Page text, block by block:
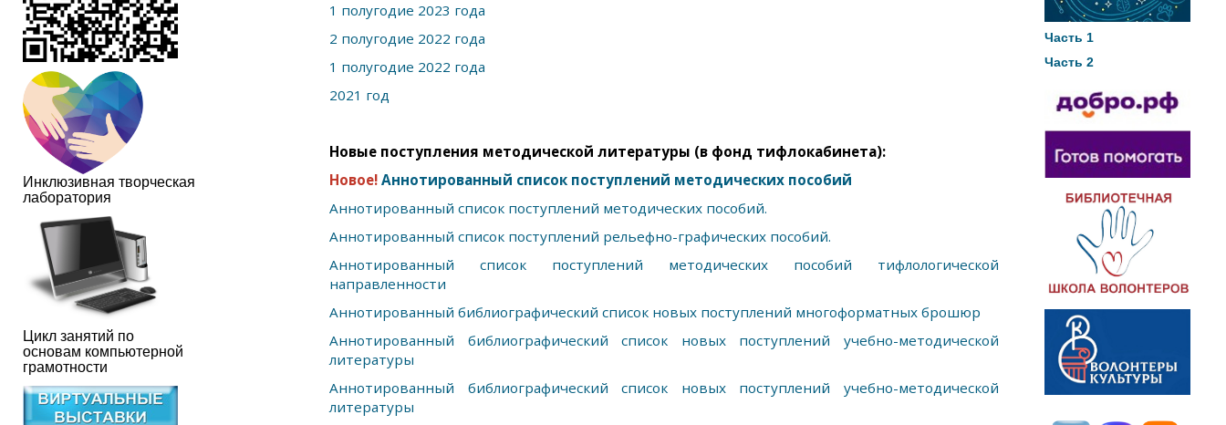
Инклюзивная творческая
лаборатория
Цикл занятий по
основам компьютерной
грамотности
1 полугодие 2023 года
2 полугодие 2022 года
1 полугодие 2022 года
2021 год
Новые поступления методической литературы (в фонд тифлокабинета):
Новое! Аннотированный список поступлений методических пособий
Аннотированный список поступлений методических пособий.
Аннотированный список поступлений рельефно-графических пособий.
Аннотированный список поступлений методических пособий тифлологической
направленности
Аннотированный библиографический список новых поступлений многоформатных брошюр
Аннотированный библиографический список новых поступлений учебно-методической
литературы
Аннотированный библиографический список новых поступлений учебно-методической
литературы
Часть 1
Часть 2